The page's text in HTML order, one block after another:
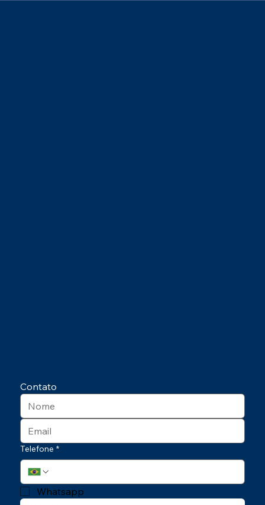
Contato
Telefone *
Whatsapp